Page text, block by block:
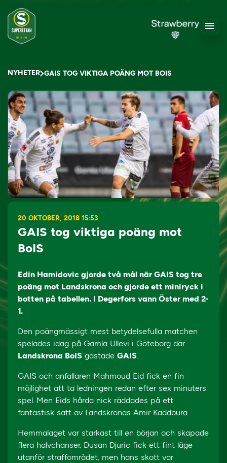
NYHETER GAIS TOG VIKTIGA POÄNG MOT BOIS
20 OKTOBER, 2018 15:53
GAIS tog viktiga poäng mot
BoIS
Edin Hamidovic gjorde två mål när GAIS tog tre
poäng mot Landskrona och gjorde ett miniryck i
botten på tabellen. I Degerfors vann Öster med 2-
1.
Den poängmässigt mest betydelsefulla matchen
spelades idag på Gamla Ullevi i Göteborg där
Landskrona BoIS gästade GAIS.
GAIS och anfallaren Mahmoud Eid fick en fin
möjlighet att ta ledningen redan efter sex minuters
spel. Men Eids hårda nick räddades på ett
fantastisk sätt av Landskronas Amir Kaddoura.
Hemmalaget var starkast till en början och skapade
flera halvchanser. Dusan Djuric fick ett fint läge
utanför straffområdet, men hans skott var